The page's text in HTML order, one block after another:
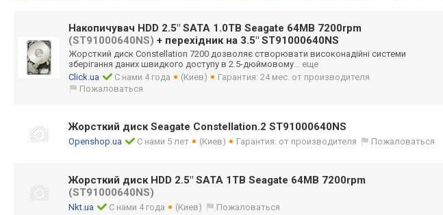
Накопичувач HDD 2.5" SATA 1.0TB Seagate 64MB 7200rpm
(ST91000640NS) + перехідник на 3.5" ST91000640NS
Жорсткий диск Constellation 7200 дозволяє створювати високонадійні системи
зберігання даних швидкого доступу в 2.5-дюймовому... еще
Click.ua
С нами 4 года (Киев)
Гарантия: 24 мес. от производителя
Пожаловаться
Жорсткий диск Seagate Constellation.2 ST91000640NS
Openshop.ua С нами 5 лет (Киев) Гарантия: от производителя Пожаловаться
Жорсткий диск HDD 2.5" SATA 1TB Seagate 64MB 7200rpm
(ST91000640NS)
Nkt.ua С нами 4 года (Киев) Пожаловаться